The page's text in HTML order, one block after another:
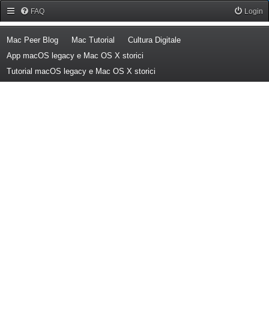
FAQ Login
Mac Peer Blog(Opens a new tab)
Mac Tutorial (Opens a new tab)
Cultura Digitale(Opens a new tab)
App macOS legacy e Mac OS X storici
Tutorial macOS legacy e Mac OS X storici